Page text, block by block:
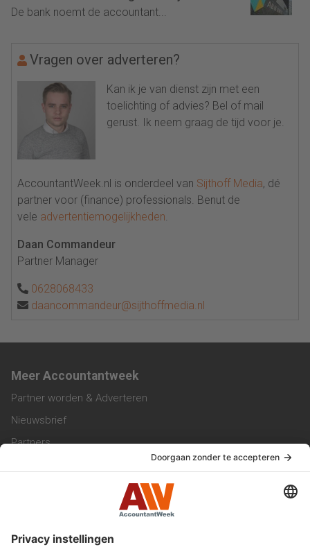
De bank noemt de accountant...
Vragen over adverteren?
Kan ik je van dienst zijn met een
toelichting of advies? Bel of mail
gerust. Ik neem graag de tijd voor je.
AccountantWeek.nl is onderdeel van Sijthoff Media, dé
partner voor (finance) professionals. Benut de
vele advertentiemogelijkheden
Daan Commandeur
Partner Manager
0628068433
daancommandeur@sijthoffmedia.nl
Meer Accountantweek
Partner worden & Adverteren
Nieuwsbrief
Partners